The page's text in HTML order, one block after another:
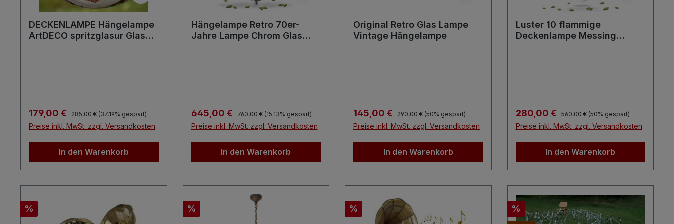
DECKENLAMPE Hängelampe
ArtDECO spritzglasur Glas
Verkaufspreis:
179,00 € Regulärer Preis:
285,00 € (37.19% gespart)
Preise inkl. MwSt. zzgl. Versandkosten
In den Warenkorb
Hängelampe Retro 70er-
Jahre Lampe Chrom Glas
Verkaufspreis:
645,00 € Regulärer Preis:
760,00 € (15.13% gespart)
Preise inkl. MwSt. zzgl. Versandkosten
In den Warenkorb
Original Retro Glas Lampe
Vintage Hängelampe
Verkaufspreis:
145,00 € Regulärer Preis:
290,00 € (50% gespart)
Preise inkl. MwSt. zzgl. Versandkosten
In den Warenkorb
Luster 10 flammige
Deckenlampe Messing
Verkaufspreis:
280,00 € Regulärer Preis:
560,00 € (50% gespart)
Preise inkl. MwSt. zzgl. Versandkosten
In den Warenkorb
Rabatt
% Rabatt
% Rabatt
% Rabatt
%